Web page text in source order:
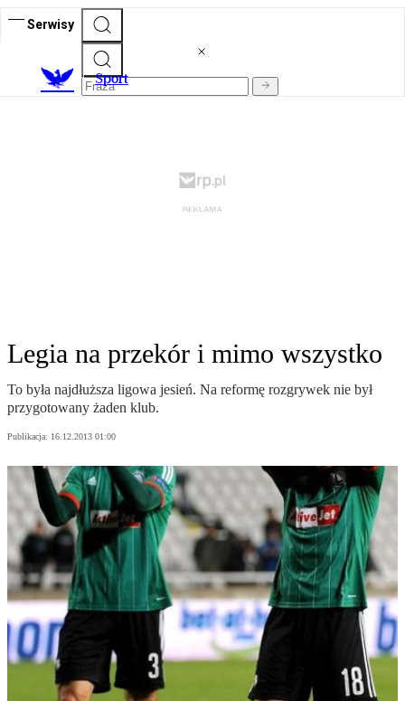
Serwisy
Sport
Legia na przekór i mimo wszystko
To była najdłuższa ligowa jesień. Na reformę rozgrywek nie był
przygotowany żaden klub.
Publikacja: 16.12.2013 01:00